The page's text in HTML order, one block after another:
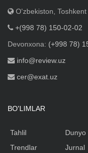
O'zbekiston,
+(998 78) 150-02-02
Devonxona: (+998 78)
info@review.uz
cer@exat.uz
BO'LIMLAR
Tahlil
Trendlar
Dunyo
Jurnal